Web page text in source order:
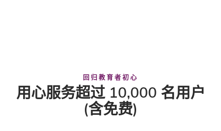
回归教育者初心
用心服务超过 10,000 名用户
(含免费)